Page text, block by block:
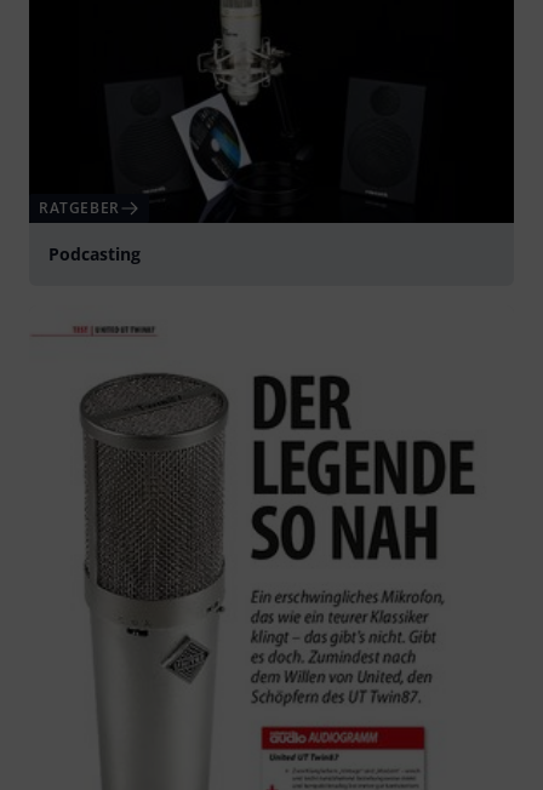
RATGEBER
Podcasting